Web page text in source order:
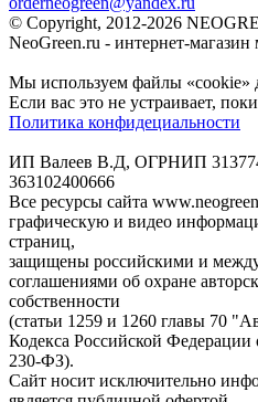
© Copyright, 2012-2026
NeoGreen.ru - интернет-
Мы используем файлы «cookie»
Если вас это не устраивает,
Политика конфидециальности
ИП Валеев В.Д, ОГРНИП
363102400666
Все ресурсы сайта
графическую и видео
страниц,
защищены российскими и
соглашениями об охране
собственности
(статьи 1259 и 1260 главы 70
Кодекса Российской Федерации
230-ФЗ).
Сайт носит исключительно